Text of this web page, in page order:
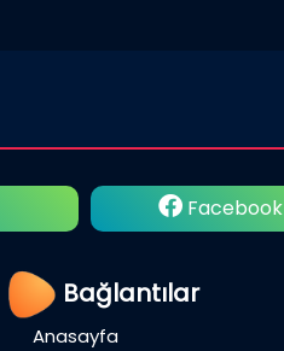
Facebook
Bağlantılar
Anasayfa